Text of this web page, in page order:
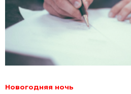
Новогодняя ночь